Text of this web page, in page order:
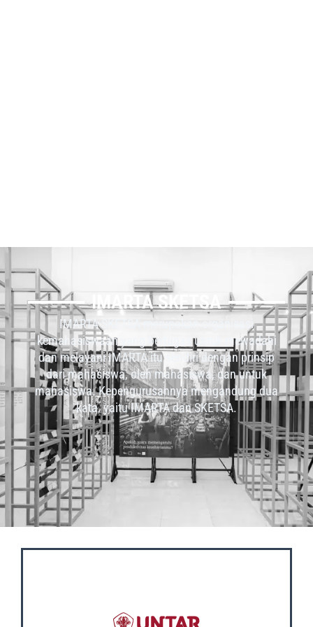
IMARTA SKETSA
IMARTA-SKETSA merupakan organisasi
kemahasiswaan yang bertugas untuk mewadahi
dan melayani IMARTA itu sendiri dengan prinsip
dari mahasiswa, oleh mahasiswa, dan untuk
mahasiswa. Kepengurusannya mengandung dua
kata, yaitu IMARTA dan SKETSA.